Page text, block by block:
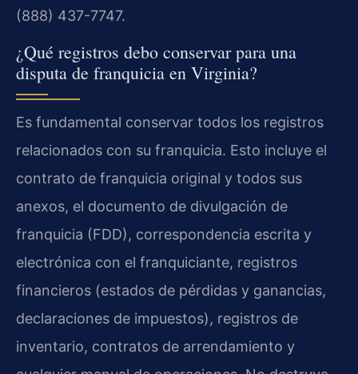
(888) 437-7747.
¿Qué registros debo conservar para una
disputa de franquicia en Virginia?
Es fundamental conservar todos los registros
relacionados con su franquicia. Esto incluye el
contrato de franquicia original y todos sus
anexos, el documento de divulgación de
franquicia (FDD), correspondencia escrita y
electrónica con el franquiciante, registros
financieros (estados de pérdidas y ganancias,
declaraciones de impuestos), registros de
inventario, contratos de arrendamiento y